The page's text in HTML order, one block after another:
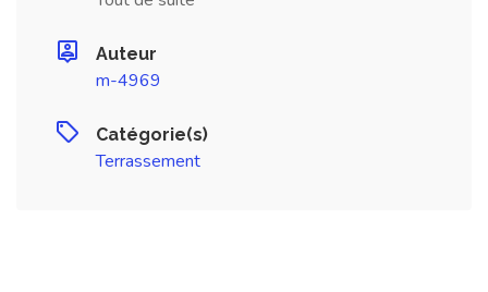
Auteur
m-4969
Catégorie(s)
Terrassement